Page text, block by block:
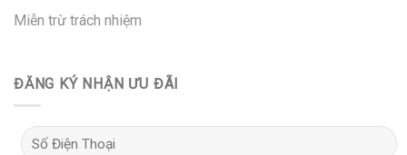
Miễn trừ trách nhiệm
ĐĂNG KÝ NHẬN ƯU ĐÃI